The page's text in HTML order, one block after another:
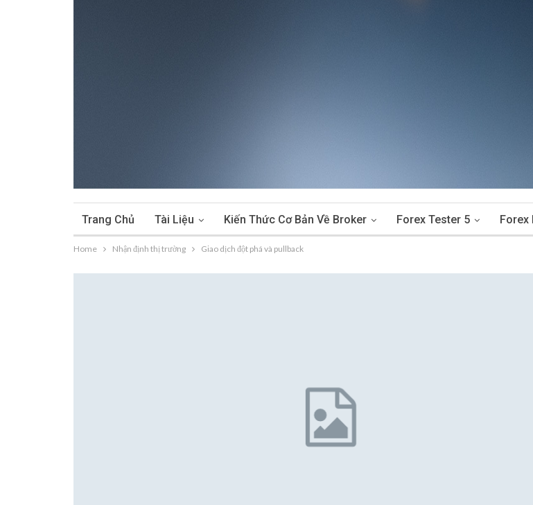
Trang Chủ Tài Liệu Kiến Thức Cơ Bản Về Broker Forex Tester 5 Forex
Home Nhận định thị trường Giao dịch đột phá và pullback